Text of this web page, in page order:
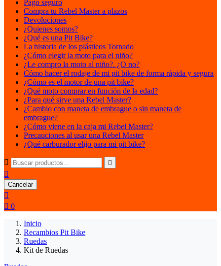
Pago seguro
Compra tu Rebel Master a plazos
Devoluciones
¿Quienes somos?
¿Qué es una Pit Bike?
La historia de los plásticos Tornado
¿Cómo elegir la moto para el niño?
¿Le compro la moto al niño?. ¿O no?
Cómo hacer el rodaje de mi pit bike de forma rápida y segura
¿Cómo es el motor de una pit bike?
¿Qué moto comprar en función de la edad?
¿Para qué sirve una Rebel Master?
¿Cambio con maneta de embrague o sin maneta de
embrague?
¿Cómo viene en la caja mi Rebel Master?
Precauciones al usar una Rebel Master
¿Qué carburador elijo para mi pit bike?
 

Cancelar

 0
Inicio
Recambios Pit Bike
Ruedas
Kit de Ruedas